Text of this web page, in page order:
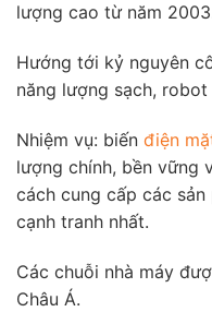
lượng cao từ năm
Hướng tới kỷ nguyên
năng lượng sạch,
Nhiệm vụ: biến điện
lượng chính, bền vững
cách cung cấp các
cạnh tranh nhất.
Các chuỗi nhà máy
Châu Á.